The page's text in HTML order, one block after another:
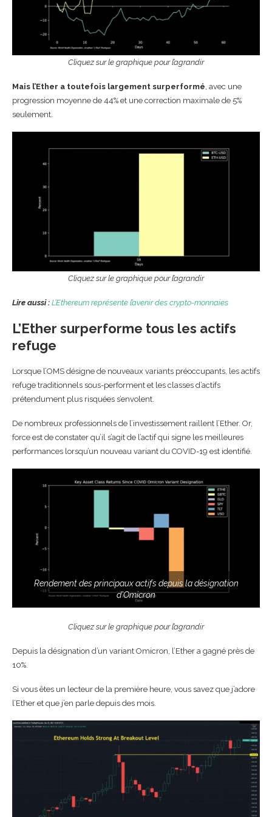
Cliquez sur le graphique pour l’agrandir
Mais l’Ether a toutefois largement surperformé, avec une
progression moyenne de 44% et une correction maximale de 5%
seulement.
Cliquez sur le graphique pour l’agrandir
Lire aussi : L’Ethereum représente l’avenir des crypto-monnaies
L’Ether surperforme tous les actifs
refuge
Lorsque l’OMS désigne de nouveaux variants préoccupants, les actifs
refuge traditionnels sous-performent et les classes d’actifs
prétendument plus risquées s’envolent.
De nombreux professionnels de l’investissement raillent l’Ether. Or,
force est de constater qu’il s’agit de l’actif qui signe les meilleures
performances lorsqu’un nouveau variant du COVID-19 est identifié.
Rendement des principaux actifs depuis la désignation
d’Omicron
Cliquez sur le graphique pour l’agrandir
Depuis la désignation d’un variant Omicron, l’Ether a gagné près de
10%.
Si vous êtes un lecteur de la première heure, vous savez que j’adore
l’Ether et que j’en parle depuis des mois.